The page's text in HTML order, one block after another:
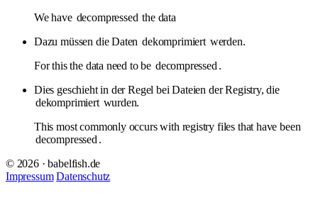
We have decompressed the data
Dazu müssen die Daten dekomprimiert werden.
For this the data need to be decompressed .
Dies geschieht in der Regel bei Dateien der Registry, die
dekomprimiert wurden.
This most commonly occurs with registry files that have been
decompressed .
© 2026 · babelfish.de
Impressum Datenschutz